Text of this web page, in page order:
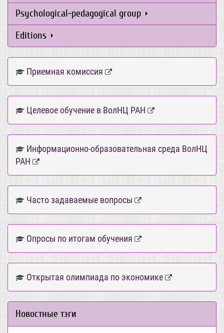
Psychological-pedagogical group
Editions
Приемная комиссия
Целевое обучение в ВолНЦ РАН
Информационно-образовательная среда ВолНЦ
РАН
Часто задаваемые вопросы
Опросы по итогам обучения
Открытая олимпиада по экономике
Новостные тэги